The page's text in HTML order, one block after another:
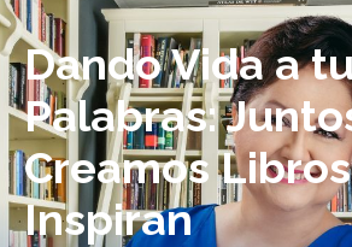
Dando Vida a
Palabras:
Creamos
Inspiran